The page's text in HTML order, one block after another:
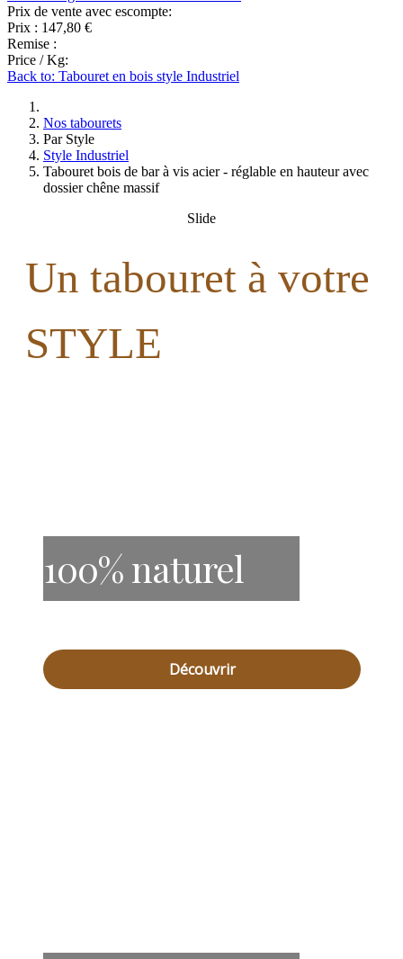
Prix de vente avec escompte:
Prix : 147,80 €
Remise :
Price / Kg:
Back to: Tabouret en bois style Industriel
Nos tabourets
Par Style
Style Industriel
Tabouret bois de bar à vis acier - réglable en hauteur avec
dossier chêne massif
Slide
Un tabouret à votre
STYLE
100% naturel
Découvrir